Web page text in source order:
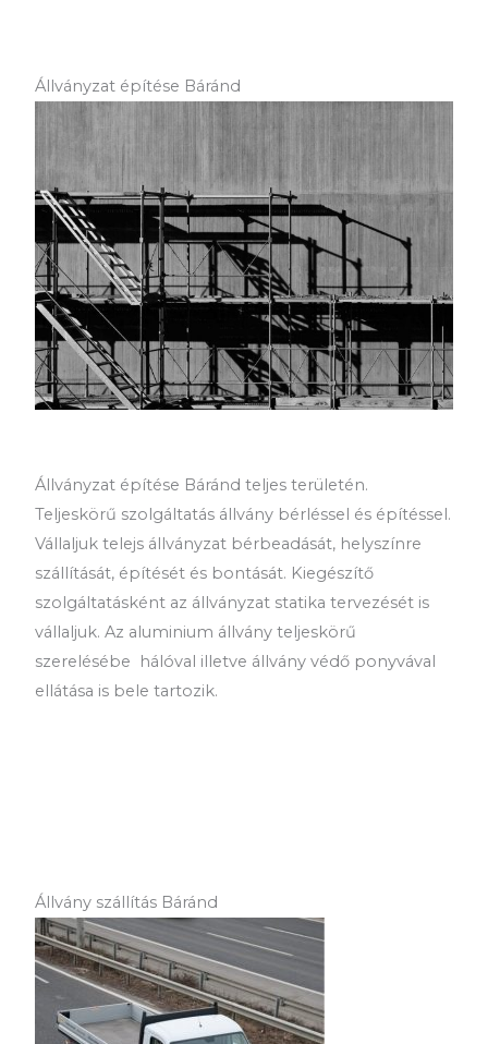
Állványzat építése Báránd
Állványzat építése Báránd teljes területén.
Teljeskörű szolgáltatás állvány bérléssel és építéssel.
Vállaljuk telejs állványzat bérbeadását, helyszínre
szállítását, építését és bontását. Kiegészítő
szolgáltatásként az állványzat statika tervezését is
vállaljuk. Az aluminium állvány teljeskörű
szerelésébe hálóval illetve állvány védő ponyvával
ellátása is bele tartozik.
Állvány szállítás Báránd